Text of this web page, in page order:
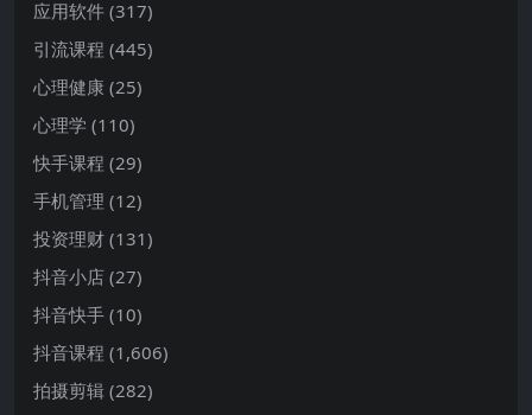
应用软件 (317)
引流课程 (445)
心理健康 (25)
心理学 (110)
快手课程 (29)
手机管理 (12)
投资理财 (131)
抖音小店 (27)
抖音快手 (10)
抖音课程 (1,606)
拍摄剪辑 (282)